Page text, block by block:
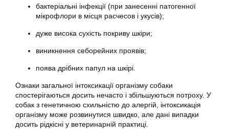
бактеріальні інфекції (при занесенні патогенної
мікрофлори в місця расчесов і укусів);
дуже висока сухість покриву шкіри;
виникнення себорейних проявів;
поява дрібних папул на шкірі.
Ознаки загальної інтоксикації організму собаки
спостерігаються досить нечасто і збільшуються потроху. У
собак з генетичною схильністю до алергій, інтоксикація
організму може розвинутися швидко, але дані випадки
досить рідкісні у ветеринарній практиці.